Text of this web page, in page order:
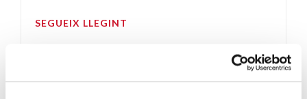
SEGUEIX LLEGINT